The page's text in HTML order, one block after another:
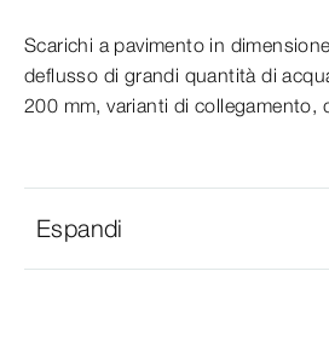
Scarichi a pavimento in
deflusso di grandi quantità di
200 mm, varianti di collegamento,
Espandi